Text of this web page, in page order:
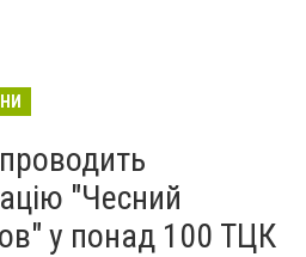
"Чесний
у понад 100 ТЦК